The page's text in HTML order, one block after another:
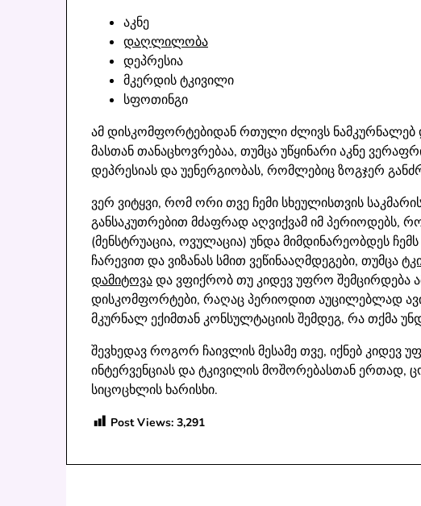
აკნე
დაღლილობა
დეპრესია
მკერდის ტკივილი
სფოთინგი
ამ დისკომფორტებიდან რთული ძლივს ნამკურნალებ
მასთან თანაცხოვრებაა, თუმცა უწყინარი აკნე
დეპრესიას და უენერგიობას, რომლებიც ზოგჯერ
ვერ ვიტყვი, რომ ორი თვე ჩემი სხეულისთვის
განსაკუთრებით მძაფრად აღვიქვამ იმ პერიოდებს,
(მენსტრუაცია, ოვულაცია) უნდა მიმდინარეობდეს
ჩარევით და ვიზანას სმით ვეწინააღმდეგები, თუმცა
დამიტოვადა ვფიქრობ თუ კიდევ უფრო შემცირდება
დისკომფორტები, რაღაც პერიოდით აუცილებლად
მკურნალ ექიმთან კონსულტაციის შემდეგ, რა თქმა
შევხედავ როგორ ჩაივლის მესამე თვე, იქნებ კიდევ
ინტერვენციას და ტკივილის მოშორებასთან ერთად,
სიცოცხლის ხარისხი.
Post Views: 3,291